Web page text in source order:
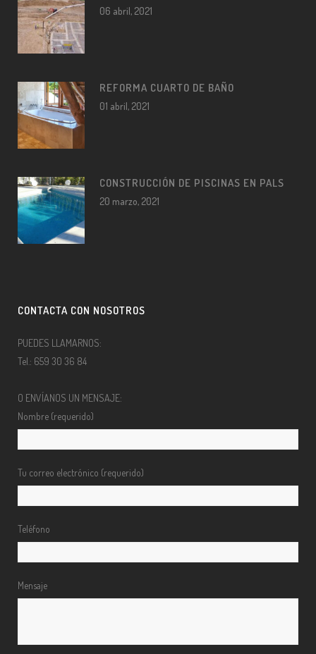
06 abril, 2021
REFORMA CUARTO DE BAÑO
01 abril, 2021
CONSTRUCCIÓN DE PISCINAS EN PALS
20 marzo, 2021
CONTACTA CON NOSOTROS
PUEDES LLAMARNOS:
Tel.: 659 30 36 84
O ENVÍANOS UN MENSAJE:
Nombre (requerido)
Tu correo electrónico (requerido)
Teléfono
Mensaje